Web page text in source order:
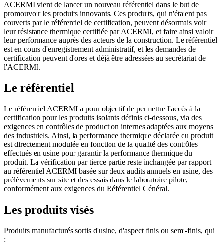
ACERMI vient de lancer un nouveau référentiel dans le but de
promouvoir les produits innovants. Ces produits, qui n'étaient pas
couverts par le référentiel de certification, peuvent désormais voir
leur résistance thermique certifiée par ACERMI, et faire ainsi valoir
leur performance auprès des acteurs de la construction. Le référentiel
est en cours d'enregistrement administratif, et les demandes de
certification peuvent d'ores et déjà être adressées au secrétariat de
l'ACERMI.
Le référentiel
Le référentiel ACERMI a pour objectif de permettre l'accès à la
certification pour les produits isolants définis ci-dessous, via des
exigences en contrôles de production internes adaptées aux moyens
des industriels. Ainsi, la performance thermique déclarée du produit
est directement modulée en fonction de la qualité des contrôles
effectués en usine pour garantir la performance thermique du
produit. La vérification par tierce partie reste inchangée par rapport
au référentiel ACERMI basée sur deux audits annuels en usine, des
prélèvements sur site et des essais dans le laboratoire pilote,
conformément aux exigences du Référentiel Général.
Les produits visés
Produits manufacturés sortis d'usine, d'aspect finis ou semi-finis, qui
: